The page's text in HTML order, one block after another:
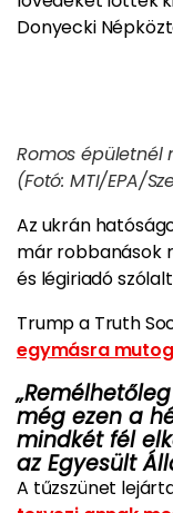
Donyecki
Romos épületnél
(Fotó: MTI/EPA/
Az ukrán
már robbanások
és légiriadó
Trump a Truth
egymásra
még ezen a
mindkét fél
az Egyesült
A tűzszünet